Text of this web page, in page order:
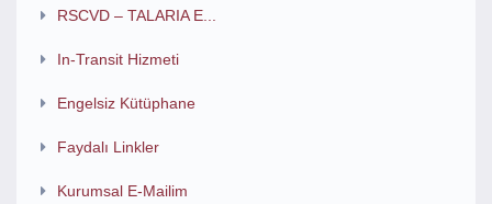
RSCVD – TALARIA E...
In-Transit Hizmeti
Engelsiz Kütüphane
Faydalı Linkler
Kurumsal E-Mailim